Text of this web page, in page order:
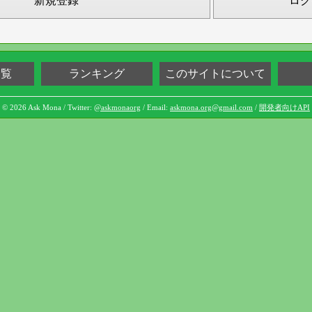
ランキング このサイトについて
© 2026 Ask Mona / Twitter: @askmonaorg / Email: askmona.org@gmail.com / 開発者向けAPI